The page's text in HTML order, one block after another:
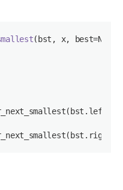
(bst, x, best=None